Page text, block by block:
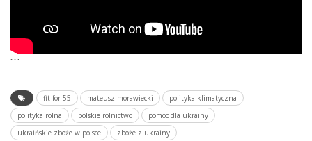
```
fit for 55 mateusz morawiecki
polityka klimatyczna
polityka rolna
polskie rolnictwo
pomoc dla ukrainy
ukraińskie zboże w polsce
zboże z ukrainy